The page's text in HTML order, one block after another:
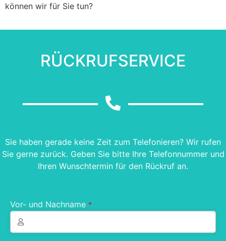
können wir für Sie tun?
RÜCKRUFSERVICE
Sie haben gerade keine Zeit zum Telefonieren? Wir rufen
Sie gerne zurück. Geben Sie bitte Ihre Telefonnummer und
Ihren Wunschtermin für den Rückruf an.
Vor- und Nachname *